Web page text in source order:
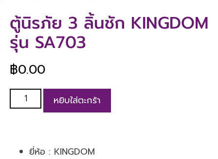
ตู้นิรภัย 3 ลิ้นชัก KINGDOM
รุ่น SA703
฿0.00
หยิบใส่ตะกร้า
ยี่ห้อ : KINGDOM